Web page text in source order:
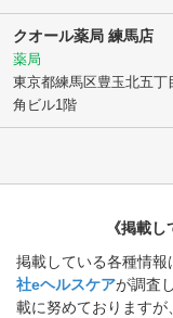
クオール薬局 練馬店
薬局
東京都練馬区豊玉北五丁
角ビル1階
《掲載
掲載している各種情
社eヘルスケアが調査
載に努めております